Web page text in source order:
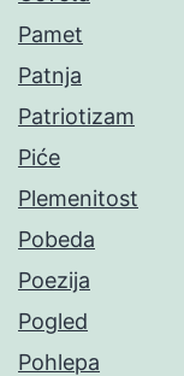
Pamet
Patnja
Patriotizam
Piće
Plemenitost
Pobeda
Poezija
Pogled
Pohlepa